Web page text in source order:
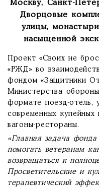
Москву, Санкт-
Дворцовые
улицы,
насыщенной
Проект «Своих не
«РЖД» во
фондом «Защитники
Министерства
формате поезд-отель,
современных купейных
вагоны-рестораны.
«Главная задача
помогать ветеранам
возвращаться к
Просветительские и
терапевтический